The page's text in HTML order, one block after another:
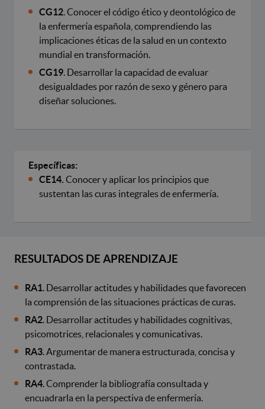
CG12 . Conocer el código ético y deontológico de
la enfermería española, comprendiendo las
implicaciones éticas de la salud en un contexto
mundial en transformación.
CG19 . Desarrollar la capacidad de evaluar
desigualdades por razón de sexo y género para
diseñar soluciones.
Específicas:
CE14. Conocer y aplicar los principios que
sustentan las curas integrales de enfermería.
RESULTADOS DE APRENDIZAJE
RA1 . Desarrollar actitudes y habilidades que favorecen
la comprensión de las situaciones prácticas de curas.
RA2 . Desarrollar actitudes y habilidades cognitivas,
psicomotrices, relacionales y comunicativas.
RA3 . Argumentar de manera estructurada, concisa y
contrastada.
RA4 . Comprender la bibliografía consultada y
encuadrarla en la perspectiva de enfermería.